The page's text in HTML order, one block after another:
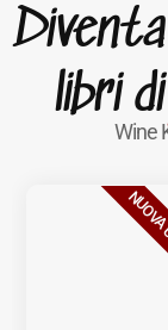
libri di
Wine